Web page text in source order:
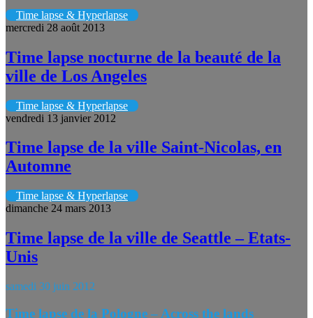
Time lapse & Hyperlapse
mercredi 28 août 2013
Time lapse nocturne de la beauté de la
ville de Los Angeles
Time lapse & Hyperlapse
vendredi 13 janvier 2012
Time lapse de la ville Saint-Nicolas, en
Automne
Time lapse & Hyperlapse
dimanche 24 mars 2013
Time lapse de la ville de Seattle – Etats-
Unis
samedi 30 juin 2012
Time lapse de la Pologne – Across the lands